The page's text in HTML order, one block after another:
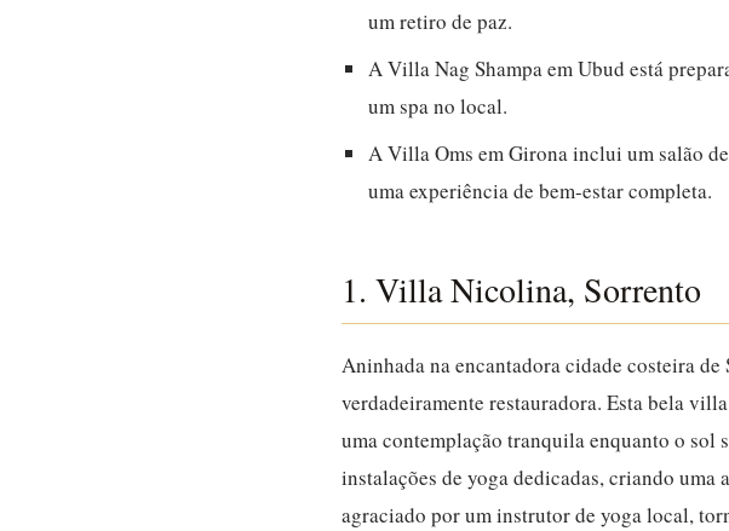
um retiro de paz.
A Villa Nag Shampa em Ubud está
um spa no local.
A Villa Oms em Girona inclui um salão
uma experiência de bem-estar completa.
1. Villa Nicolina, Sorrento
Aninhada na encantadora cidade costeira
verdadeiramente restauradora. Esta bela
uma contemplação tranquila enquanto o sol
instalações de yoga dedicadas, criando
agraciado por um instrutor de yoga local,